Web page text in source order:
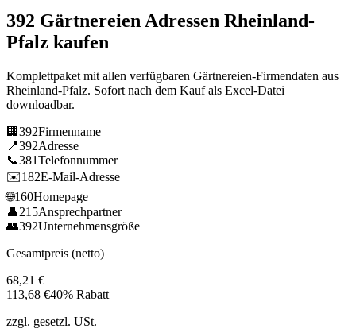
392 Gärtnereien Adressen Rheinland-
Pfalz kaufen
Komplettpaket mit allen verfügbaren Gärtnereien-Firmendaten aus
Rheinland-Pfalz. Sofort nach dem Kauf als Excel-Datei
downloadbar.
🏢 392Firmenname
📍392Adresse
📞381Telefonnummer
✉️182E-Mail-Adresse
🌐160Homepage
👤215Ansprechpartner
👥392Unternehmensgröße
Gesamtpreis (netto)
68,21 €
113,68 €40% Rabatt
zzgl. gesetzl. USt.